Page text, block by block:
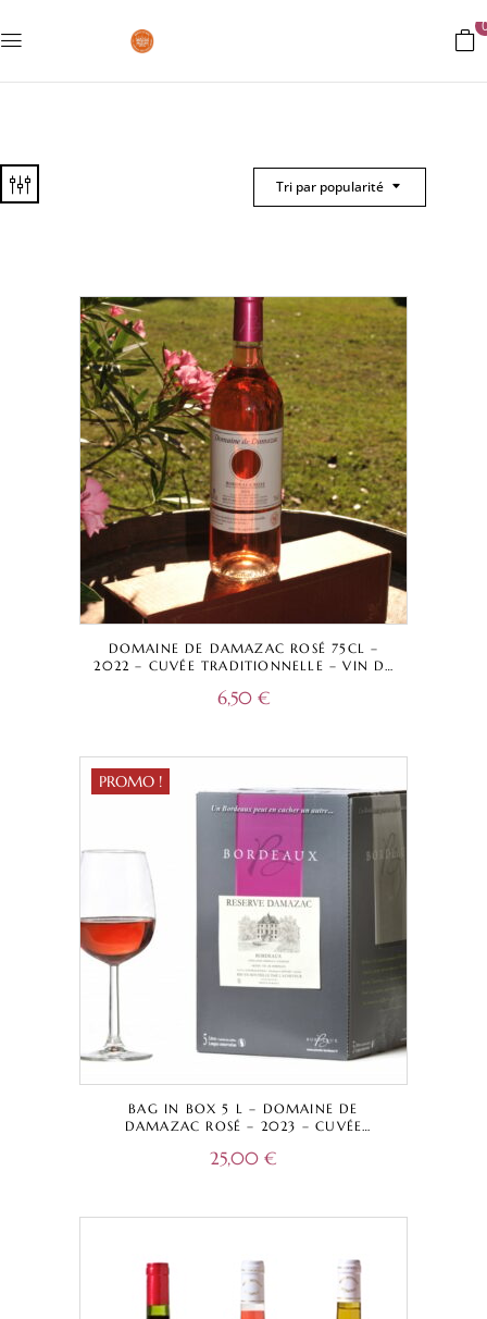
Tri par popularité
DOMAINE DE DAMAZAC ROSÉ 75CL –
2022 – CUVÉE TRADITIONNELLE – VIN DE
6,50 €
PROMO !
BAG IN BOX 5 L – DOMAINE DE
DAMAZAC ROSÉ – 2023 – CUVÉE
25,00 €